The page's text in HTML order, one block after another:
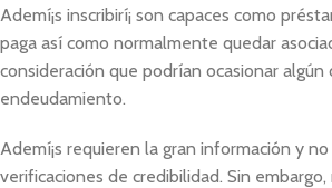
Ademí¡s inscribirí¡ son capaces como
paga así­ como normalmente quedar
consideración que podrían ocasionar algún
endeudamiento.
Ademí¡s requieren la gran información y
verificaciones de credibilidad. Sin